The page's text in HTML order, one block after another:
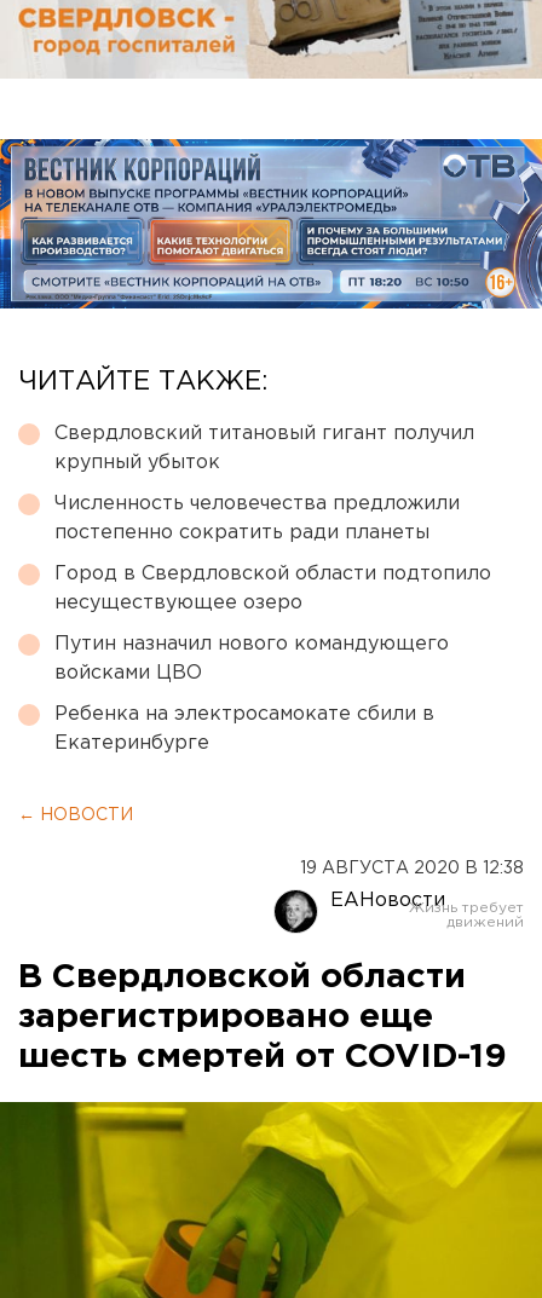
ЧИТАЙТЕ ТАКЖЕ:
Свердловский титановый гигант получил
крупный убыток
Численность человечества предложили
постепенно сократить ради планеты
Город в Свердловской области подтопило
несуществующее озеро
Путин назначил нового командующего
войсками ЦВО
Ребенка на электросамокате сбили в
Екатеринбурге
← НОВОСТИ
19 АВГУСТА 2020 В 12:38
ЕАНовости
В Свердловской области
зарегистрировано еще
шесть смертей от COVID-19